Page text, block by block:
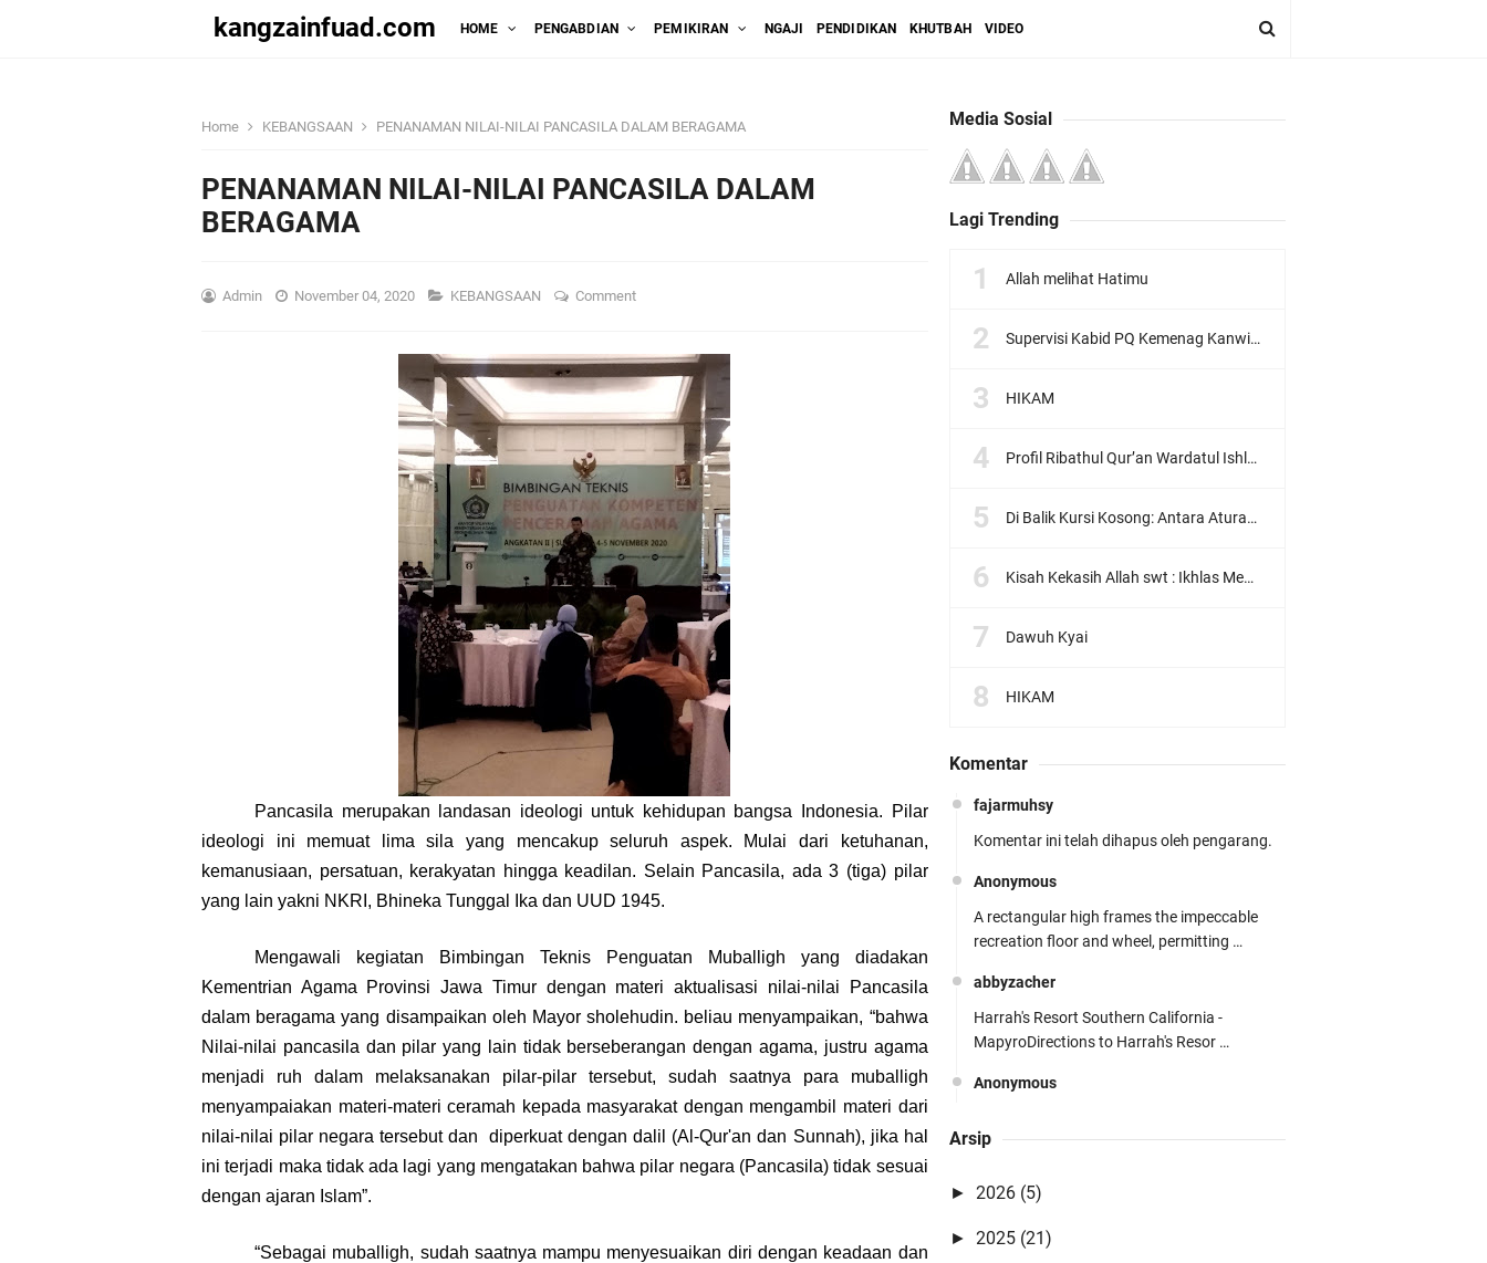
kangzainfuad.com HOME PENGABDIAN PEMIKIRAN NGAJI PENDIDIKAN KHUTBAH VIDEO
Home KEBANGSAAN PENANAMAN NILAI-NILAI PANCASILA DALAM BERAGAMA
PENANAMAN NILAI-NILAI PANCASILA DALAM
BERAGAMA
Admin November 04, 2020 KEBANGSAAN Comment
Pancasila merupakan landasan ideologi untuk kehidupan bangsa Indonesia. Pilar
ideologi ini memuat lima sila yang mencakup seluruh aspek. Mulai dari ketuhanan,
kemanusiaan, persatuan, kerakyatan hingga keadilan. Selain Pancasila, ada 3 (tiga) pilar
yang lain yakni NKRI, Bhineka Tunggal Ika dan UUD 1945.
Mengawali kegiatan Bimbingan Teknis Penguatan Muballigh yang diadakan
Kementrian Agama Provinsi Jawa Timur dengan materi aktualisasi nilai-nilai Pancasila
dalam beragama yang disampaikan oleh Mayor sholehudin. beliau menyampaikan, “bahwa
Nilai-nilai pancasila dan pilar yang lain tidak berseberangan dengan agama, justru agama
menjadi ruh dalam melaksanakan pilar-pilar tersebut, sudah saatnya para muballigh
menyampaiakan materi-materi ceramah kepada masyarakat dengan mengambil materi dari
nilai-nilai pilar negara tersebut dan diperkuat dengan dalil (Al-Qur'an dan Sunnah), jika hal
ini terjadi maka tidak ada lagi yang mengatakan bahwa pilar negara (Pancasila) tidak sesuai
dengan ajaran Islam”.
“Sebagai muballigh, sudah saatnya mampu menyesuaikan diri dengan keadaan dan
Media Sosial
Lagi Trending
Allah melihat Hatimu
Supervisi Kabid PQ Kemenag Kanwil Jawa Timur Ke LPQ Wardatul Ishlah
HIKAM
Profil Ribathul Qur’an Wardatul Ishlah : Menumbuhkan Generasi Qur’ani yang Berkarakter dan Berdaya Guna
Di Balik Kursi Kosong: Antara Aturan Sekolah dan Hati Seorang Murid
Kisah Kekasih Allah swt : Ikhlas Menurut Sahl Bin Abdullah At-Tustari
Dawuh Kyai
HIKAM
Komentar
fajarmuhsy
Komentar ini telah dihapus oleh pengarang.
Anonymous
A rectangular high frames the impeccable
recreation floor and wheel, permitting …
abbyzacher
Harrah's Resort Southern California -
MapyroDirections to Harrah's Resor …
Anonymous
VrVideoLCCYoutube vr youtube downloader
Anonymous
Best Online Betting Promos 2021 | Betting
Arsip
►2026 (5)
►2025 (21)